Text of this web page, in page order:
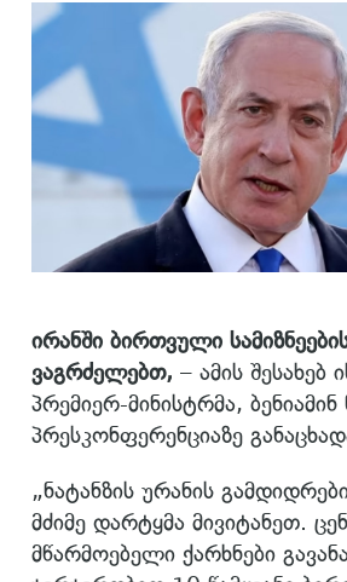
ირანში ბირთვული
ვაგრძელებთ, – ამის შესახებ
პრემიერ-მინისტრმა, ბენიამინ
პრესკონფერენციაზე
„ნატანზის ურანის
მძიმე დარტყმა მივიტანეთ.
მწარმოებელი ქარხნები